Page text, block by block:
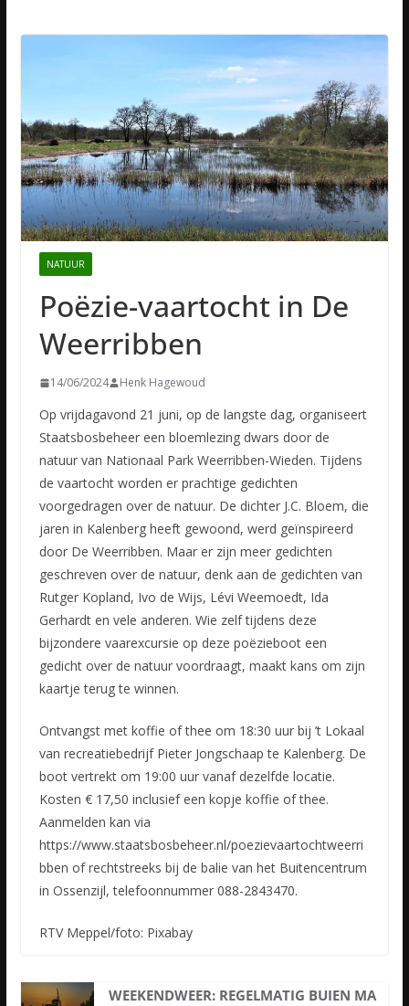
NATUUR
Poëzie-vaartocht in De
Weerribben
14/06/2024 Henk Hagewoud
Op vrijdagavond 21 juni, op de langste dag, organiseert
Staatsbosbeheer een bloemlezing dwars door de
natuur van Nationaal Park Weerribben-Wieden. Tijdens
de vaartocht worden er prachtige gedichten
voorgedragen over de natuur. De dichter J.C. Bloem, die
jaren in Kalenberg heeft gewoond, werd geïnspireerd
door De Weerribben. Maar er zijn meer gedichten
geschreven over de natuur, denk aan de gedichten van
Rutger Kopland, Ivo de Wijs, Lévi Weemoedt, Ida
Gerhardt en vele anderen. Wie zelf tijdens deze
bijzondere vaarexcursie op deze poëzieboot een
gedicht over de natuur voordraagt, maakt kans om zijn
kaartje terug te winnen.
Ontvangst met koffie of thee om 18:30 uur bij ’t Lokaal
van recreatiebedrijf Pieter Jongschaap te Kalenberg. De
boot vertrekt om 19:00 uur vanaf dezelfde locatie.
Kosten € 17,50 inclusief een kopje koffie of thee.
Aanmelden kan via
https://www.staatsbosbeheer.nl/poezievaartochtweerri
bben of rechtstreeks bij de balie van het Buitencentrum
in Ossenzijl, telefoonnummer 088-2843470.
RTV Meppel/foto: Pixabay
WEEKENDWEER: REGELMATIG BUIEN MA